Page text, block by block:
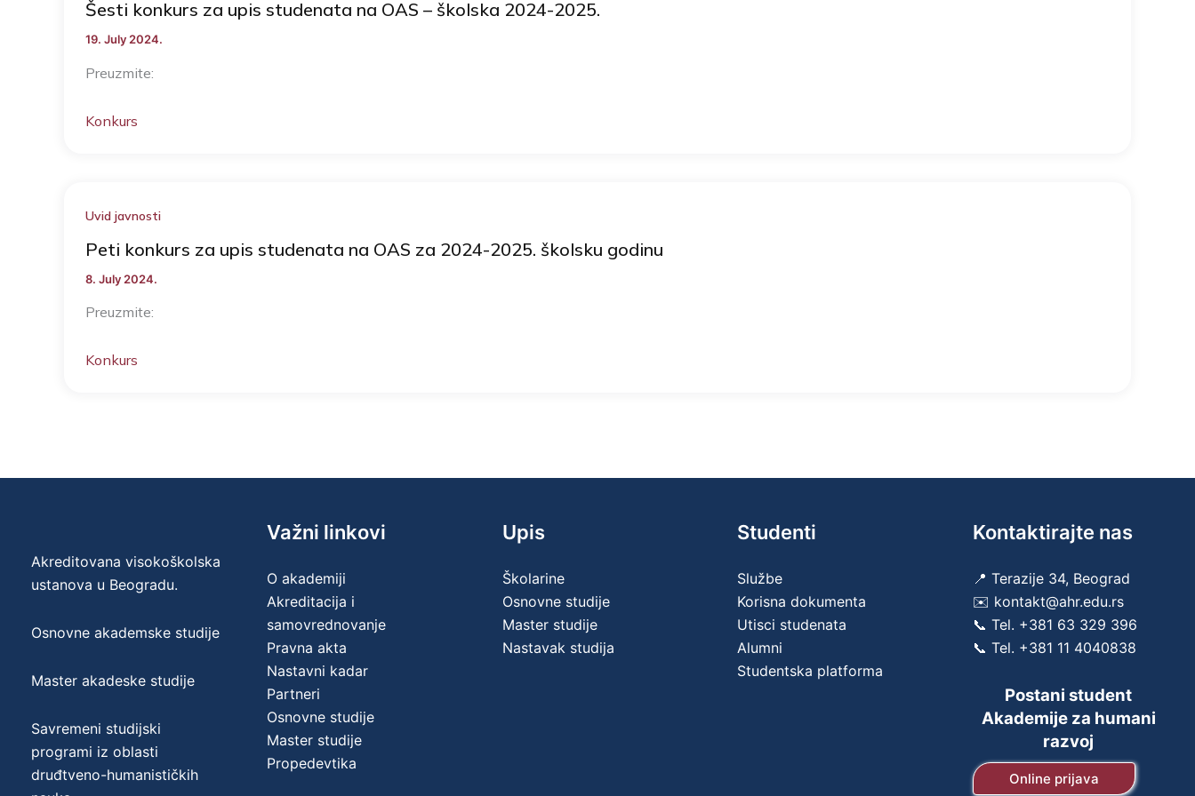
Šesti konkurs za upis studenata na OAS – školska 2024-2025.
19. July 2024.
Preuzmite:
Konkurs
Uvid javnosti
Peti konkurs za upis studenata na OAS za 2024-2025. školsku godinu
8. July 2024.
Preuzmite:
Konkurs
Akreditovana visokoškolska
ustanova u Beogradu.
Osnovne akademske studije
Master akadeske studije
Savremeni studijski
programi iz oblasti
druđtveno-humanističkih
Važni linkovi
O akademiji
Akreditacija i
samovrednovanje
Pravna akta
Nastavni kadar
Partneri
Osnovne studije
Master studije
Propedevtika
Upis
Školarine
Osnovne studije
Master studije
Nastavak studija
Studenti
Službe
Korisna dokumenta
Utisci studenata
Alumni
Studentska platforma
Kontaktirajte nas
📍 Terazije 34, Beograd
✉️ kontakt@ahr.edu.rs
📞 Tel. +381 63 329 396
📞 Tel. +381 11 4040838
Postani student
Akademije za humani
razvoj
Online prijava